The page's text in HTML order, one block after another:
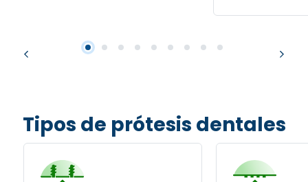
Tipos de prótesis dentales